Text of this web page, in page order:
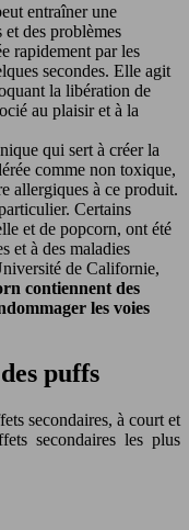
entraîner une
et des problèmes
rapidement par les
secondes. Elle agit
la libération de
au plaisir et à la
qui sert à créer la
comme non toxique,
allergiques à ce produit.
Certains
et de popcorn, ont été
et à des maladies
de Californie,
contiennent des
les voies
puffs
secondaires, à court et
secondaires les plus